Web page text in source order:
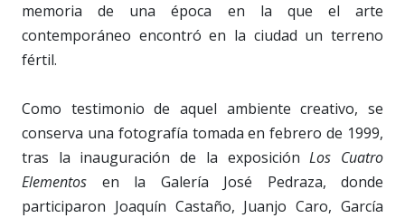
memoria de una época en la que el arte
contemporáneo encontró en la ciudad un terreno
fértil.
Como testimonio de aquel ambiente creativo, se
conserva una fotografía tomada en febrero de 1999,
tras la inauguración de la exposiciónLos Cuatro
Elementos en la Galería José Pedraza, donde
participaron Joaquín Castaño, Juanjo Caro, García